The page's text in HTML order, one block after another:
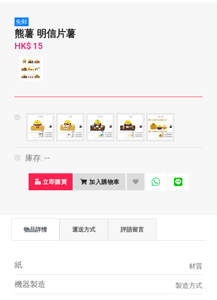
免郵
熊薯 明信片薯
HK$ 15
庫存: --
立即購買 加入購物車
物品詳情 運送方式 評語留言
材質
紙
製造方式
機器製造